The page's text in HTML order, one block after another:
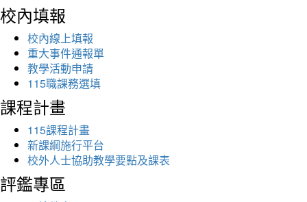
校內填報
校內線上填報
重大事件通報單
教學活動申請
115職課務選填
課程計畫
115課程計畫
新課綱施行平台
校外人士協助教學要點及課表
評鑑專區